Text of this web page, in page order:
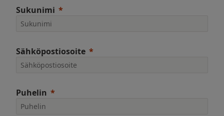
Sukunimi
Sähköpostiosoite
Puhelin